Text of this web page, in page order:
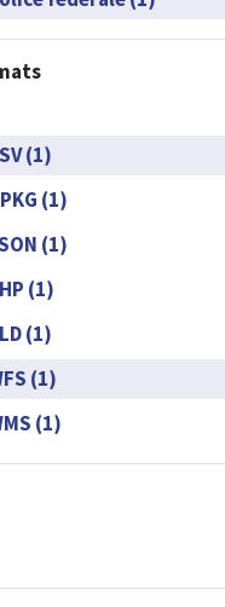
(1)
(1)
(1)
(1)
(1)
(1)
(1)